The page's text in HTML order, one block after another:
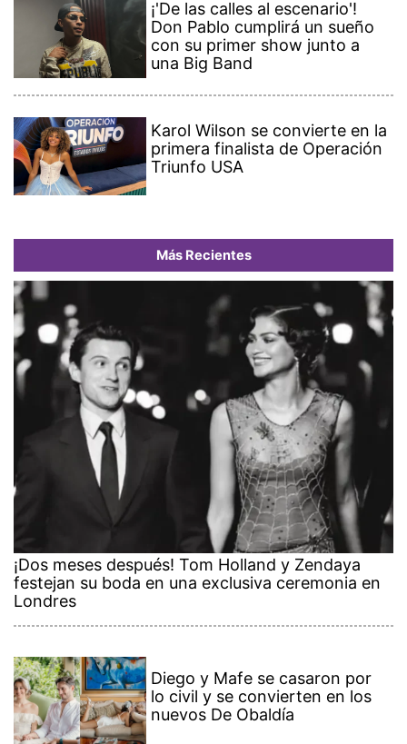
¡'De las calles al escenario'!
Don Pablo cumplirá un sueño
con su primer show junto a
una Big Band
Karol Wilson se convierte en la
primera finalista de Operación
Triunfo USA
Más Recientes
¡Dos meses después! Tom Holland y Zendaya
festejan su boda en una exclusiva ceremonia en
Londres
Diego y Mafe se casaron por
lo civil y se convierten en los
nuevos De Obaldía